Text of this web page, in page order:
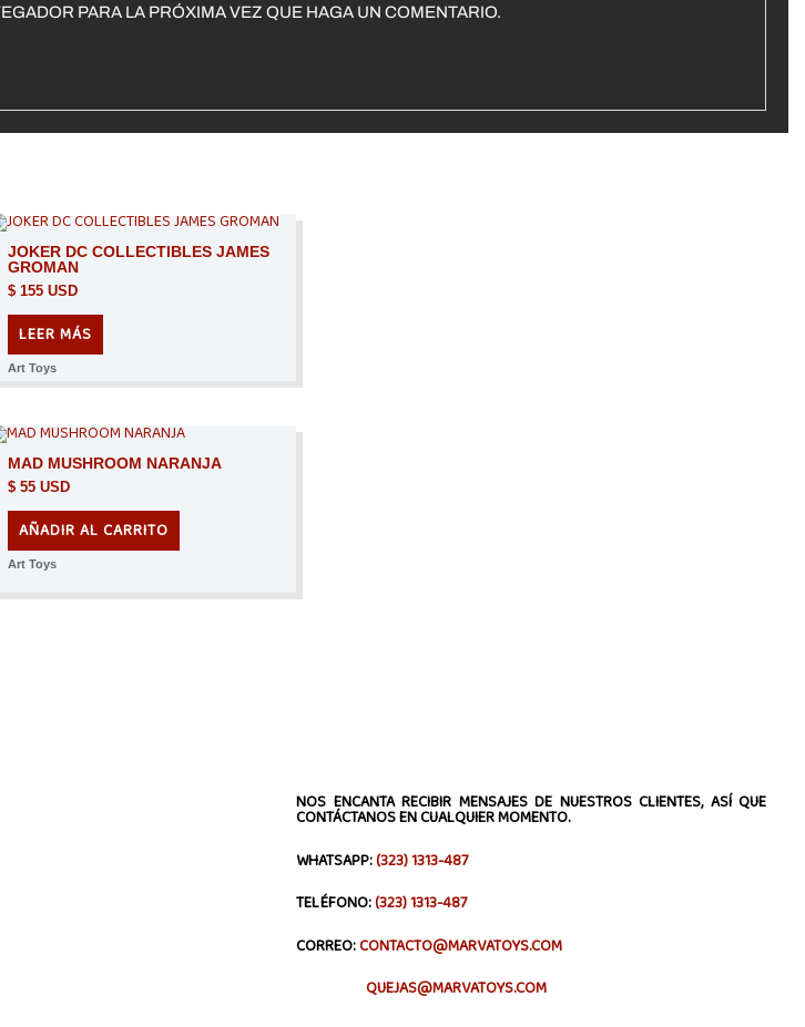
PARA LA PRÓXIMA VEZ QUE HAGA UN COMENTARIO.
JOKER DC COLLECTIBLES JAMES
GROMAN
$ 155 USD
LEER MÁS
Art Toys
MAD MUSHROOM NARANJA
$ 55 USD
AÑADIR AL CARRITO
Art Toys
NOS ENCANTA RECIBIR MENSAJES DE NUESTROS CLIENTES, ASÍ QUE
CONTÁCTANOS EN CUALQUIER MOMENTO.
WHATSAPP:(323) 1313-487
TELÉFONO:(323) 1313-487
CORREO:CONTACTO@MARVATOYS.COM
QUEJAS@MARVATOYS.COM